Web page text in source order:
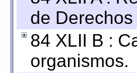
de
84 XLII B :
organismos.